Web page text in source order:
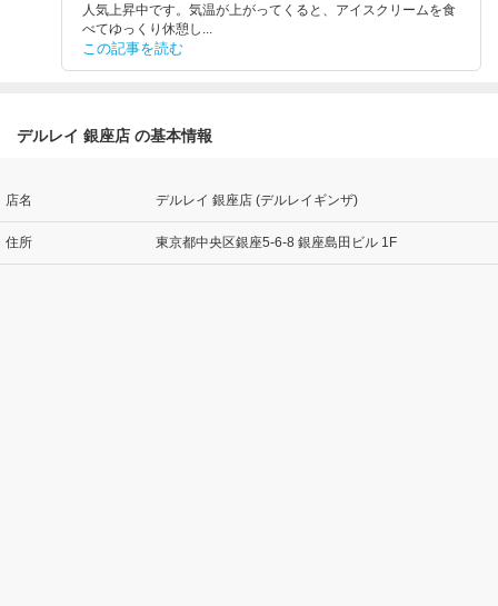
人気上昇中です。気温が上がってくると、アイスクリームを食
べてゆっくり休憩し...
この記事を読む
デルレイ 銀座店 の基本情報
店名 デルレイ 銀座店 (デルレイギンザ)
住所 東京都中央区銀座5-6-8 銀座島田ビル 1F